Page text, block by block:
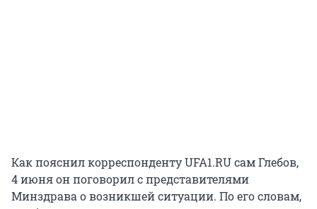
Как пояснил корреспонденту UFA1.RU сам Глебов,
4 июня он поговорил с представителями
Минздрава о возникшей ситуации. По его словам,